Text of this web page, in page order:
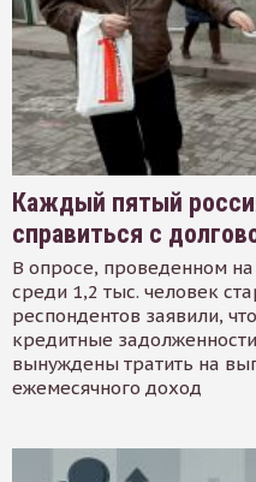
Каждый пятый
справиться с
В опросе, проведенном
среди 1,2 тыс. человек
респондентов заявили,
кредитные
вынуждены тратить на
ежемесячного доход